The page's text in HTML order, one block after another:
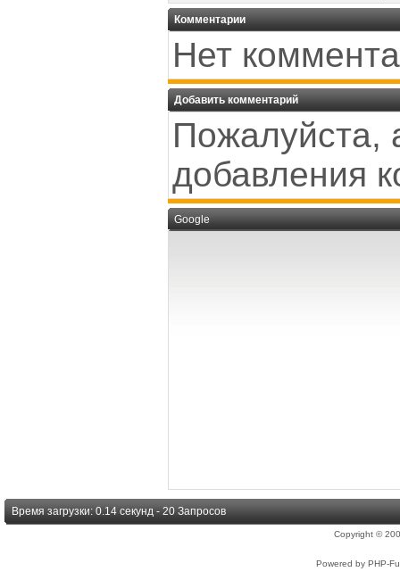
Комментарии
Нет
Добавить комментарий
Пожалуйста,
добавления
Google
Время загрузки: 0.14 секунд - 20 Запросов
Copyright ©
Powered by PHP-